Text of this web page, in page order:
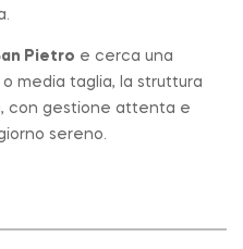
Pietro e cerca una
media taglia, la struttura
con gestione attenta e
sereno.